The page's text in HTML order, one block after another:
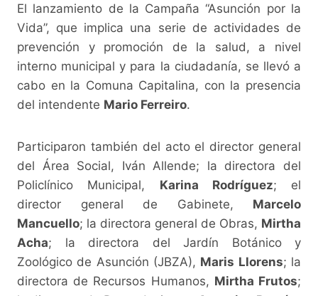
c
e
b
o
o
itt
er
at
s
A
p
p
p
y
Li
n
k
e
gr
a
m
El lanzamiento de la Campaña “Asunción por la
Vida”, que implica una serie de actividades de
prevención y promoción de la salud, a nivel
interno municipal y para la ciudadanía, se llevó a
cabo en la Comuna Capitalina, con la presencia
del intendente Mario Ferreiro.
Participaron también del acto el director general
del Área Social, Iván Allende; la directora del
Policlínico Municipal, Karina Rodríguez; el
director general de Gabinete, Marcelo
Mancuello; la directora general de Obras, Mirtha
Acha; la directora del Jardín Botánico y
Zoológico de Asunción (JBZA), Maris Llorens; la
directora de Recursos Humanos, Mirtha Frutos;